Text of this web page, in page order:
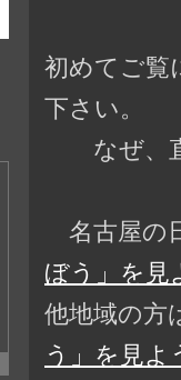
初めてご覧
下さい。
なぜ、直
名古屋の
ぼう」を見
他地域の方
う」を見